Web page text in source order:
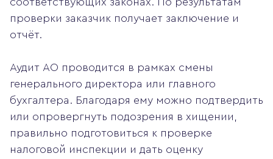
проверки заказчик получает заключение и
отчёт.
Аудит АО проводится в рамках смены
генерального директора или главного
бухгалтера. Благодаря ему можно подтвердить
или опровергнуть подозрения в хищении,
правильно подготовиться к проверке
налоговой инспекции и дать оценку